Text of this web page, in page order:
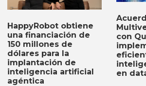
HappyRobot obtiene
una financiación de
150 millones de
dólares para la
implantación de
inteligencia artificial
agéntica
con
en